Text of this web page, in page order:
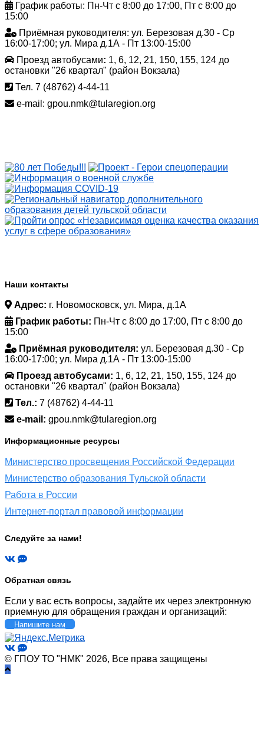
График работы: Пн-Чт с 8:00 до 17:00, Пт с 8:00 до
15:00
Приёмная руководителя: ул. Березовая д.30 - Ср
16:00-17:00; ул. Мира д.1А - Пт 13:00-15:00
Проезд автобусами: 1, 6, 12, 21, 150, 155, 124 до
остановки "26 квартал" (район Вокзала)
Тел. 7 (48762) 4-44-11
e-mail: gpou.nmk@tularegion.org
Наши контакты
Адрес: г. Новомосковск, ул. Мира, д.1А
График работы: Пн-Чт с 8:00 до 17:00, Пт с 8:00 до
15:00
Приёмная руководителя: ул. Березовая д.30 - Ср
16:00-17:00; ул. Мира д.1А - Пт 13:00-15:00
Проезд автобусами: 1, 6, 12, 21, 150, 155, 124 до
остановки "26 квартал" (район Вокзала)
Тел.: 7 (48762) 4-44-11
e-mail: gpou.nmk@tularegion.org
Информационные ресурсы
Министерство просвещения Российской Федерации
Министерство образования Тульской области
Работа в России
Интернет-портал правовой информации
Следуйте за нами!
Обратная связь
Если у вас есть вопросы, задайте их через электронную
приемную для обращения граждан и организаций:
Напишите нам
© ГПОУ ТО "НМК" 2026, Все права защищены